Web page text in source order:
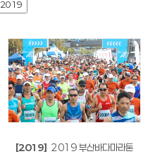
2019
[2019] 2019 부산바다마라톤